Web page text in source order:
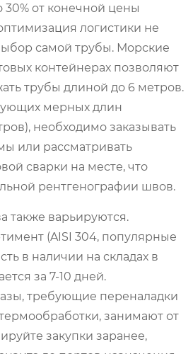
30% от конечной цены
логистики не
самой трубы. Морские
контейнерах позволяют
трубы длиной до 6 метров.
мерных длин
необходимо заказывать
или рассматривать
сварки на месте, что
рентгенографии швов.
также варьируются.
(AISI 304, популярные
в наличии на складах в
за 7-10 дней.
требующие переналадки
занимают от
закупки заранее,